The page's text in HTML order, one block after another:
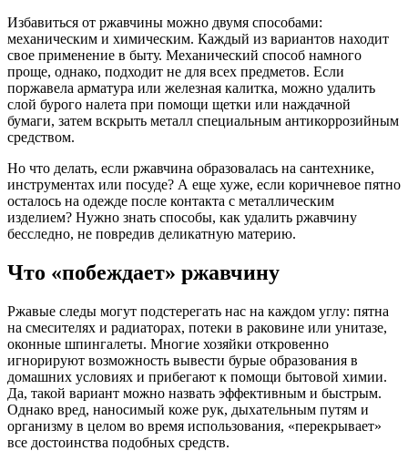
Избавиться от ржавчины можно двумя способами:
механическим и химическим. Каждый из вариантов находит
свое применение в быту. Механический способ намного
проще, однако, подходит не для всех предметов. Если
поржавела арматура или железная калитка, можно удалить
слой бурого налета при помощи щетки или наждачной
бумаги, затем вскрыть металл специальным антикоррозийным
средством.
Но что делать, если ржавчина образовалась на сантехнике,
инструментах или посуде? А еще хуже, если коричневое пятно
осталось на одежде после контакта с металлическим
изделием? Нужно знать способы, как удалить ржавчину
бесследно, не повредив деликатную материю.
Что «побеждает» ржавчину
Ржавые следы могут подстерегать нас на каждом углу: пятна
на смесителях и радиаторах, потеки в раковине или унитазе,
оконные шпингалеты. Многие хозяйки откровенно
игнорируют возможность вывести бурые образования в
домашних условиях и прибегают к помощи бытовой химии.
Да, такой вариант можно назвать эффективным и быстрым.
Однако вред, наносимый коже рук, дыхательным путям и
организму в целом во время использования, «перекрывает»
все достоинства подобных средств.